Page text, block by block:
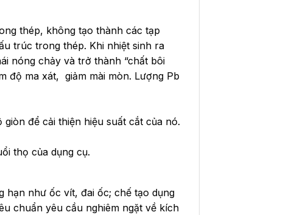
thép, không tạo thành các tạp
trúc trong thép. Khi nhiệt sinh ra
nóng chảy và trở thành “chất bôi
độ ma xát, giảm mài mòn. Lượng Pb
để cải thiện hiệu suất cắt của nó.
thọ của dụng cụ.
hạn như ốc vít, đai ốc; chế tạo dụng
chuẩn yêu cầu nghiêm ngặt về kích